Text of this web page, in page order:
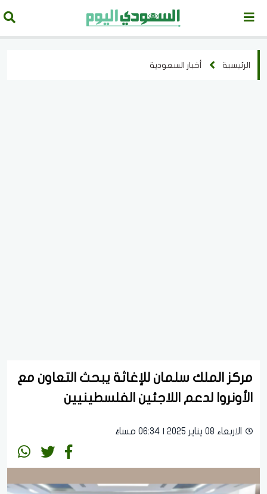
الرئيسية أخبار السعودية
مركز الملك سلمان للإغاثة يبحث التعاون مع
الأونروا لدعم اللاجئين الفلسطينيين
الاربعاء 08 يناير 2025 | 06:34 مساءً